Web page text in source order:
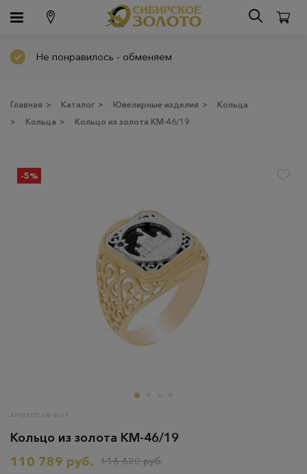
Не понравилось - обменяем
Главная > Каталог > Ювелирные изделия >
Кольца
>
Кольца > Кольцо из золота КМ-46/19
-5%
АРТИКУЛ: КМ-46/19
Кольцо из золота КМ-46/19
110 789 руб.
116 620 руб.